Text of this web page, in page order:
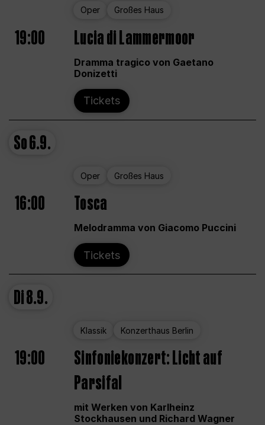
Oper Großes Haus
19:00 Lucia di Lammermoor
Dramma tragico von Gaetano
Donizetti
Tickets
So6.9.
Oper Großes Haus
16:00 Tosca
Melodramma von Giacomo Puccini
Tickets
Di8.9.
Klassik Konzerthaus Berlin
19:00
Sinfoniekonzert: Licht auf
Parsifal
mit Werken von Karlheinz
Stockhausen und Richard Wagner